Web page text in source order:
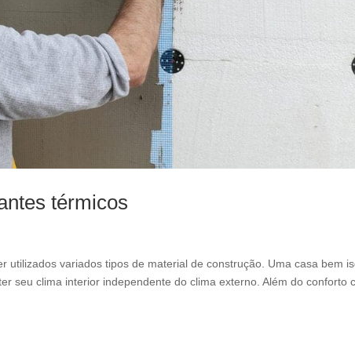
térmicos
utilizados variados tipos de material de construção. Uma casa bem
seu clima interior independente do clima externo. Além do conforto